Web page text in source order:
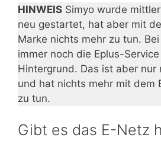
HINWEIS Simyo wurde
neu gestartet, hat aber mit
Marke nichts mehr zu tun.
immer noch die Eplus-
Hintergrund. Das ist aber nur
und hat nichts mehr mit dem
zu tun.
Gibt es das E-Netz